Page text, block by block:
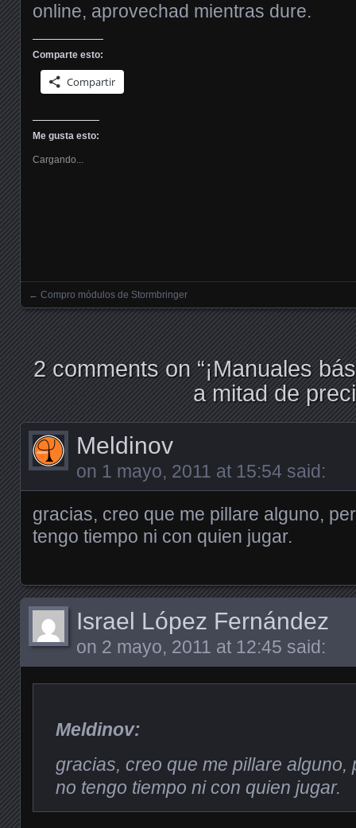
online, aprovechad mientras dure.
Comparte esto:
Compartir
Me gusta esto:
Cargando...
Posts navigation
← Compro módulos de Stormbringer
2 comments on “¡Manuales
a mitad de
Meldinov
on 1 mayo, 2011 at 15:54 said:
gracias, creo que me pillare alguno,
tengo tiempo ni con quien jugar.
Israel López Fernández
on 2 mayo, 2011 at 12:45 said:
Meldinov:
gracias, creo que me pillare alguno,
no tengo tiempo ni con quien jugar.